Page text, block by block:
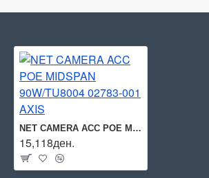
NET CAMERA ACC POE MIDSPAN 90W/TU8004 02783-001 AXIS
15,118ден.